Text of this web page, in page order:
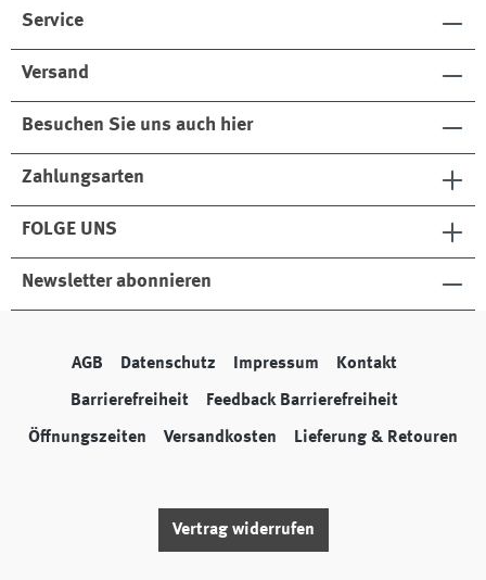
Service
Versand
Besuchen Sie uns auch hier
Zahlungsarten
FOLGE UNS
Newsletter abonnieren
AGB Datenschutz Impressum Kontakt
Barrierefreiheit Feedback Barrierefreiheit
Öffnungszeiten Versandkosten Lieferung & Retouren
Vertrag widerrufen